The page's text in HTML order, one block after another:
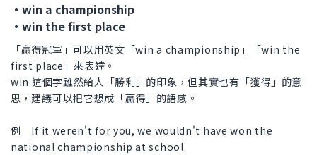
・win a championship
・win the first place
「贏得冠軍」可以用英文「win a championship」「win the
first place」來表達。
win 這個字雖然給人「勝利」的印象，但其實也有「獲得」的意
思，建議可以把它想成「贏得」的語感。
例 If it weren't for you, we wouldn't have won the
national championship at school.